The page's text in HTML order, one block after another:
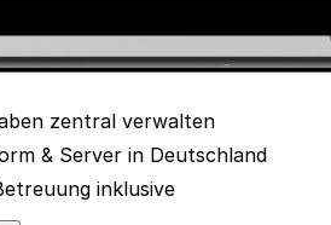
zentral verwalten
& Server in Deutschland
inklusive